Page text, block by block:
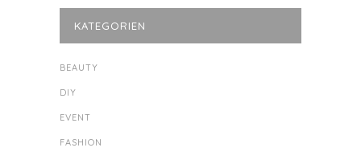
KATEGORIEN
BEAUTY
DIY
EVENT
FASHION